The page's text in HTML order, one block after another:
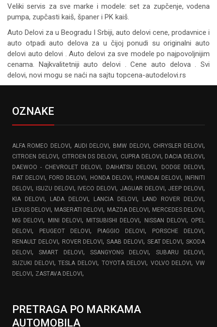
Veliki servis za sve marke i modele: set za zupčenje, vodena
pumpa, zupčasti kaiš, španer i PK kaiš.
Auto Delovi za u Beogradu I Srbiji, auto delovi cene, prodavnice i
auto otpadi auto delova za u čijoj ponudi su originalni auto
delovi auto delovi . Auto delovi za sve modele po najpovoljnijim
cenama. Najkvalitetniji auto delovi . Cene auto delova . Svi
delovi, novi mogu se naći na sajtu topcena-autodelovi.rs
OZNAKE
ALFA ROMEO DELOVI , AUDI DELOVI , BMW DELOVI , CHRYSLER DELOVI ,
CITROEN DELOVI , CITROEN DS DELOVI , CUPRA DELOVI , DACIA DELOVI ,
DAEWOO - CHEVROLET DELOVI, DAIHATSU DELOVI, DODGE DELOVI,
FIAT DELOVI, FORD DELOVI, HONDA DELOVI , HYUNDAI DELOVI ,
INFINITI
DELOVI , ISUZU DELOVI , IVECO DELOVI , JAGUAR DELOVI ,JEEP DELOVI ,
KIA DELOVI , LADA DELOVI , LANCIA DELOVI , LAND ROVER DELOVI ,
LEXUS DELOVI, MASERATI DELOVI, MAZDA DELOVI , MERCEDES DELOVI,
MG DELOVI, MINI DELOVI , MITSUBISHI DELOVI, NISSAN DELOVI , OPEL
DELOVI , PEUGEOT DELOVI , PIAGGIO DELOVI , PORSCHE DELOVI ,
RENAULT DELOVI , ROVER DELOVI, SAAB DELOVI , SEAT DELOVI, SKODA
DELOVI ,SMART DELOVI ,SSANGYONG DELOVI, SUBARU DELOVI,
SUZUKI DELOVI ,TESLA DELOVI , TOYOTA DELOVI, VOLVO DELOVI, VW
DELOVI , ZASTAVA DELOVI ,
PRETRAGA PO MARKAMA
AUTOMOBILA